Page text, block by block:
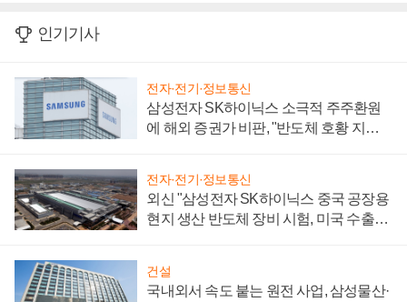
인기기사
전자·전기·정보통신
삼성전자 SK하이닉스 소극적 주주환원
에 해외 증권가 비판, "반도체 호황 지속
전자·전기·정보통신
외신 "삼성전자 SK하이닉스 중국 공장용
현지 생산 반도체 장비 시험, 미국 수출통
건설
국내외서 속도 붙는 원전 사업, 삼성물산·